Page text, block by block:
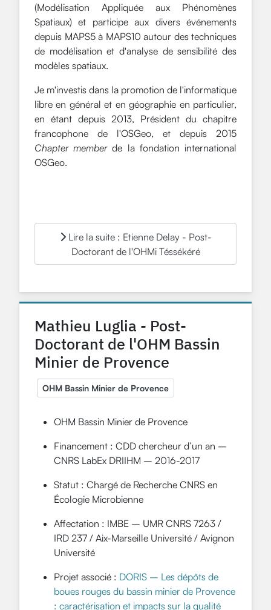
(Modélisation Appliquée aux Phénomènes
Spatiaux) et participe aux divers événements
depuis MAPS5 à MAPS10 autour des techniques
de modélisation et d'analyse de sensibilité des
modèles spatiaux.
Je m'investis dans la promotion de l'informatique
libre en général et en géographie en particulier,
en étant depuis 2013, Président du chapitre
francophone de l'OSGeo, et depuis 2015
Chapter memberde la fondation international
OSGeo.
Lire la suite : Etienne Delay - Post-
Doctorant de l'OHMi Téssékéré
Mathieu Luglia - Post-
Doctorant de l'OHM Bassin
Minier de Provence
OHM Bassin Minier de Provence
OHM Bassin Minier de Provence
Financement : CDD chercheur d’un an –
CNRS LabEx DRIIHM – 2016-2017
Statut : Chargé de Recherche CNRS en
Écologie Microbienne
Affectation : IMBE – UMR CNRS 7263 /
IRD 237 / Aix-Marseille Université / Avignon
Université
Projet associé : DORIS – Les dépôts de
boues rouges du bassin minier de Provence
: caractérisation et impacts sur la qualité